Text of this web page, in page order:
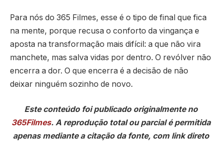
Para nós do 365 Filmes, esse é o tipo de final que fica
na mente, porque recusa o conforto da vingança e
aposta na transformação mais difícil: a que não vira
manchete, mas salva vidas por dentro. O revólver não
encerra a dor. O que encerra é a decisão de não
deixar ninguém sozinho de novo.
Este conteúdo foi publicado originalmente no
365Filmes. A reprodução total ou parcial é permitida
apenas mediante a citação da fonte, com link direto